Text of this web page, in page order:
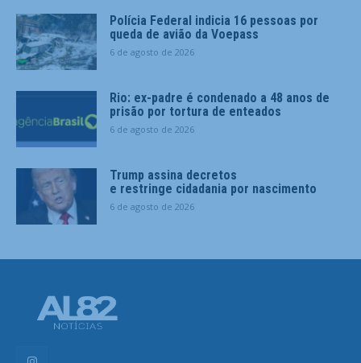
Polícia Federal indicia 16 pessoas por
queda de avião da Voepass
6 de agosto de 2026
Rio: ex-padre é condenado a 48 anos de
prisão por tortura de enteados
6 de agosto de 2026
Trump assina decretos
e restringe cidadania por nascimento
6 de agosto de 2026